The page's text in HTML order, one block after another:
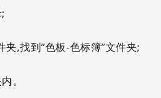
夹,找到“色板-色标簿”文件夹;
。